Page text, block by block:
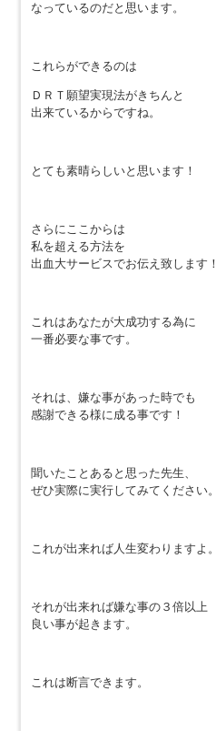
なっているのだと思います。
これらができるのは
ＤＲＴ願望実現法がきちんと
出来ているからですね。
とても素晴らしいと思います！
さらにここからは
私を超える方法を
出血大サービスでお伝え致します！
これはあなたが大成功する為に
一番必要な事です。
それは、嫌な事があった時でも
感謝できる様に成る事です！
聞いたことあると思った先生、
ぜひ実際に実行してみてください。
これが出来れば人生変わりますよ。
それが出来れば嫌な事の３倍以上
良い事が起きます。
これは断言できます。